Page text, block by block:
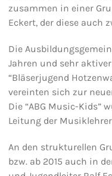
zusammen in einer
Eckert, der diese auch
Die
Jahren und sehr
“Bläserjugend
vereinten sich zur
Die “ABG Music-Kids”
Leitung der
An den strukturellen
bzw. ab 2015 auch in